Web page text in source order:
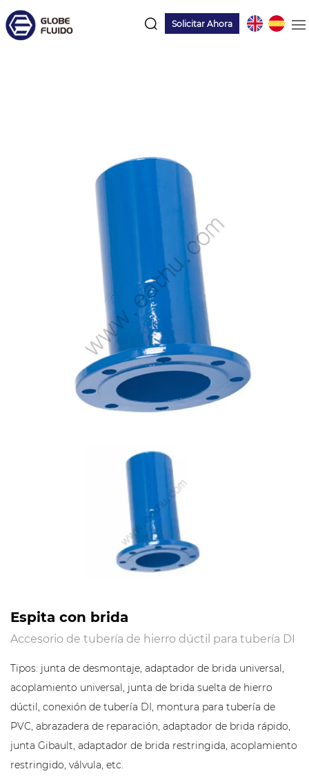
Solicitar Ahora
Espita con brida
Accesorio de tubería de hierro dúctil para tubería DI
Tipos: junta de desmontaje, adaptador de brida universal,
acoplamiento universal, junta de brida suelta de hierro
dúctil, conexión de tubería DI, montura para tubería de
PVC, abrazadera de reparación, adaptador de brida rápido,
junta Gibault, adaptador de brida restringida, acoplamiento
restringido, válvula, etc.